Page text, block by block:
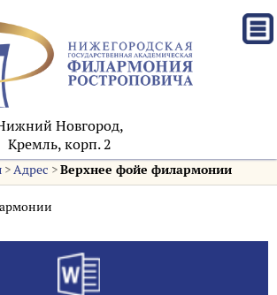
Новгород,
Кремль, корп. 2
>Адрес >Верхнее фойе филармонии